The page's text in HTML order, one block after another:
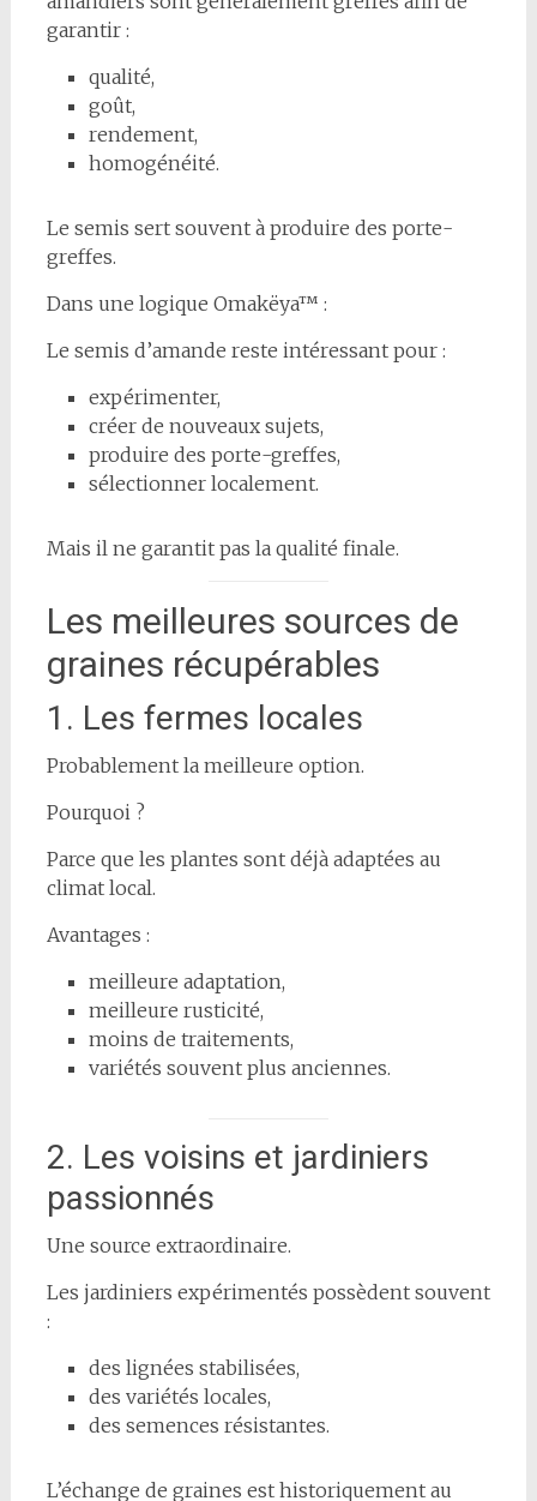
garantir :
qualité,
goût,
rendement,
homogénéité.
Le semis sert souvent à produire des porte-
greffes.
Dans une logique Omakëya™ :
Le semis d’amande reste intéressant pour :
expérimenter,
créer de nouveaux sujets,
produire des porte-greffes,
sélectionner localement.
Mais il ne garantit pas la qualité finale.
Les meilleures sources de
graines récupérables
1. Les fermes locales
Probablement la meilleure option.
Pourquoi ?
Parce que les plantes sont déjà adaptées au
climat local.
Avantages :
meilleure adaptation,
meilleure rusticité,
moins de traitements,
variétés souvent plus anciennes.
2. Les voisins et jardiniers
passionnés
Une source extraordinaire.
Les jardiniers expérimentés possèdent souvent
:
des lignées stabilisées,
des variétés locales,
des semences résistantes.
L’échange de graines est historiquement au